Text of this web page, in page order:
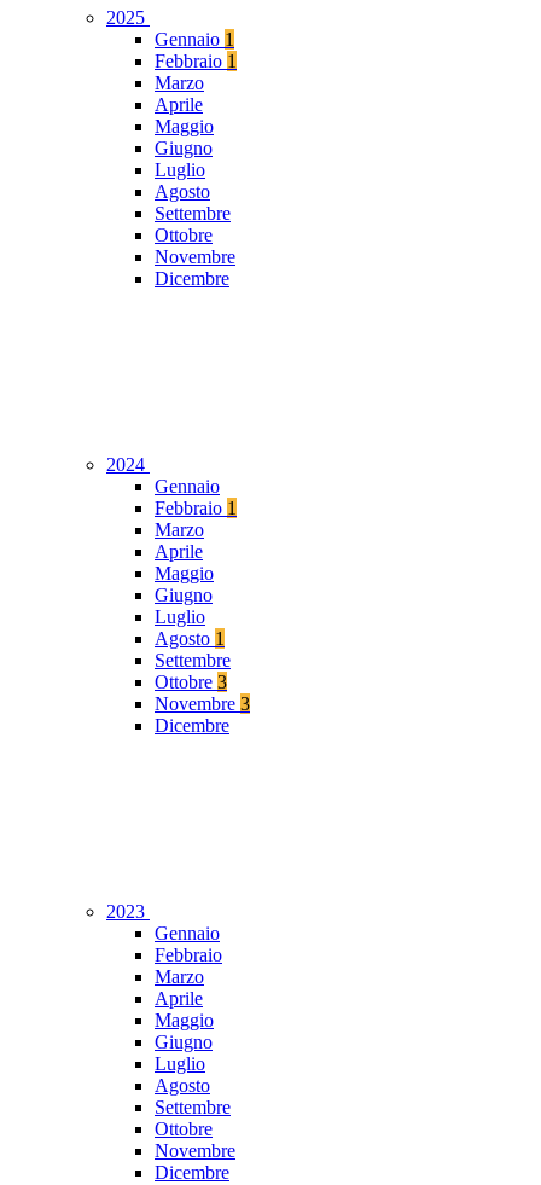
2025
Gennaio 1
Febbraio 1
Marzo
Aprile
Maggio
Giugno
Luglio
Agosto
Settembre
Ottobre
Novembre
Dicembre
2024
Gennaio
Febbraio 1
Marzo
Aprile
Maggio
Giugno
Luglio
Agosto 1
Settembre
Ottobre 3
Novembre 3
Dicembre
2023
Gennaio
Febbraio
Marzo
Aprile
Maggio
Giugno
Luglio
Agosto
Settembre
Ottobre
Novembre
Dicembre